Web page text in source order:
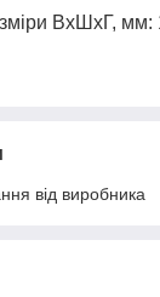
ВхШхГ,
від виробника